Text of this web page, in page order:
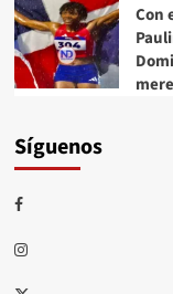
Con
Síguenos